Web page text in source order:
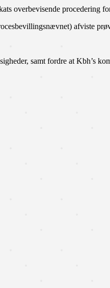
overbevisende procedering
afviste
samt fordre at Kbh’s